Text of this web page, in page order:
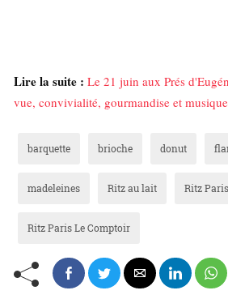
Lire la suite : Le 21 juin aux Prés
vue, convivialité, gourmandise et
barquette brioche donut
madeleines Ritz au lait Ritz Paris
Ritz Paris Le Comptoir